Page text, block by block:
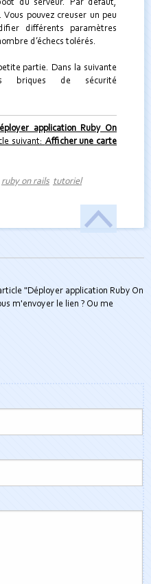
du serveur. Par défaut,
pouvez creuser un peu
différents paramètres
d’échecs tolérés.
partie. Dans la suivante
briques de sécurité
application Ruby On
suivant: Afficher une carte
ruby on rails tutoriel
"Déployer application Ruby On
m'envoyer le lien ? Ou me